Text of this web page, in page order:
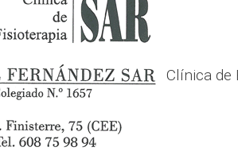
Clínica de